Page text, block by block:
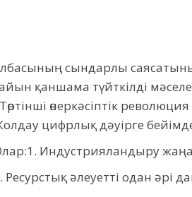
сындарлы
қаншама түйткілді
өнеркәсіптік
цифрлық дәуірге
Индустрияландыру жаңа
Ресурстық әлеуетті одан әрі